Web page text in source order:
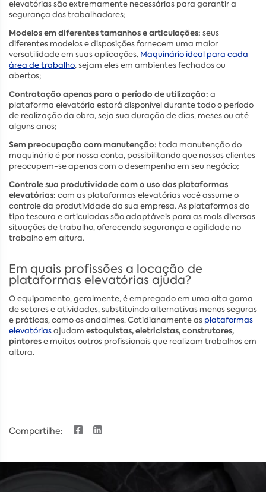
elevatórias são extremamente necessárias para garantir a
segurança dos trabalhadores;
Modelos em diferentes tamanhos e articulações: seus
diferentes modelos e disposições fornecem uma maior
versatilidade em suas aplicações. Maquinário ideal para cada
área de trabalho, sejam eles em ambientes fechados ou
abertos;
Contratação apenas para o período de utilização: a
plataforma elevatória estará disponível durante todo o período
de realização da obra, seja sua duração de dias, meses ou até
alguns anos;
Sem preocupação com manutenção: toda manutenção do
maquinário é por nossa conta, possibilitando que nossos clientes
preocupem-se apenas com o desempenho em seu negócio;
Controle sua produtividade com o uso das plataformas
elevatórias: com as plataformas elevatórias você assume o
controle da produtividade da sua empresa. As plataformas do
tipo tesoura e articuladas são adaptáveis para as mais diversas
situações de trabalho, oferecendo segurança e agilidade no
trabalho em altura.
Em quais profissões a locação de
plataformas elevatórias ajuda?
O equipamento, geralmente, éempregado em uma alta gama
de setores e atividades, substituindo alternativas menos seguras
e práticas, como os andaimes. Cotidianamente as plataformas
elevatóriasajudam estoquistas, eletricistas, construtores,
pintorese muitos outros profissionais que realizam trabalhos em
altura.
Compartilhe: